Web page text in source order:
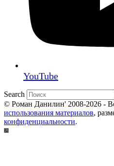
YouTube
Search
© Роман Данилин' 2008-2026 -
использования материалов,
конфиденциальности.